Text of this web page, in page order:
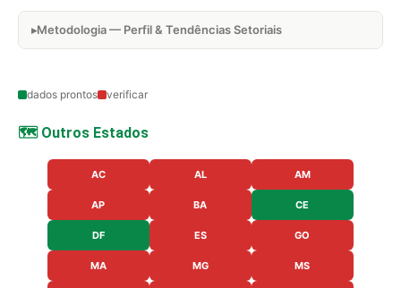
Metodologia — Perfil & Tendências Setoriais
dados prontos verificar
🗺️ Outros Estados
AC AL AM
AP BA CE
DF ES GO
MA MG MS